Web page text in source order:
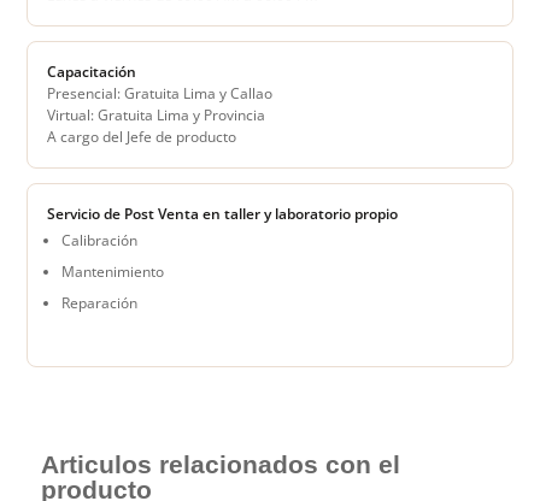
Capacitación
Presencial: Gratuita Lima y Callao
Virtual: Gratuita Lima y Provincia
A cargo del Jefe de producto
Servicio de Post Venta en taller y laboratorio propio
Calibración
Mantenimiento
Reparación
Articulos relacionados con el
producto